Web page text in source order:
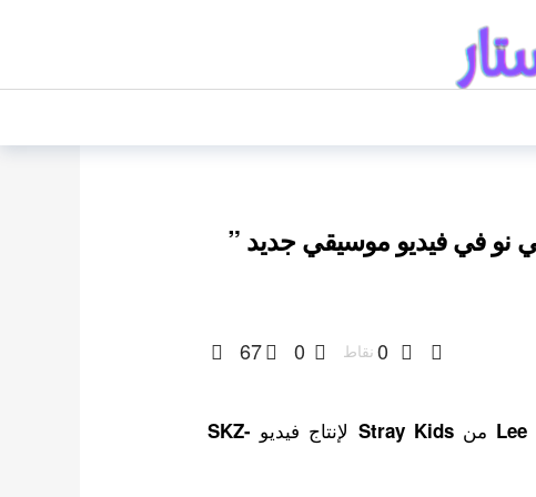
نو في فيديو موسيقي جديد ”
0 نقاط 0
67
من Stray Kids لإنتاج فيديو SKZ-